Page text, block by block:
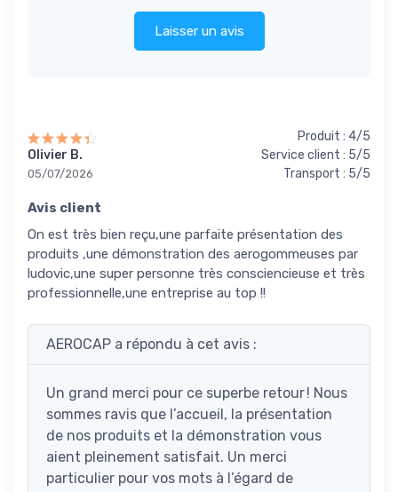
Laisser un avis
Olivier B.
05/07/2026
Produit : 4/5
Service client : 5/5
Transport : 5/5
Avis client
On est très bien reçu,une parfaite présentation des
produits ,une démonstration des aerogommeuses par
ludovic,une super personne très consciencieuse et très
professionnelle,une entreprise au top !!
AEROCAP a répondu à cet avis :
Un grand merci pour ce superbe retour ! Nous
sommes ravis que l’accueil, la présentation
de nos produits et la démonstration vous
aient pleinement satisfait. Un merci
particulier pour vos mots à l’égard de